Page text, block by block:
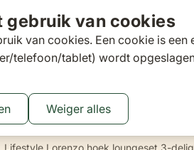
gebruik van cookies
van cookies. Een cookie is
telefoon/tablet) wordt
Weiger alles
Zoeken
submenu for Tuinsets
Toggle submenu for
Toggle
16 XXL Experience Stores
Lifestyle Lorenzo hoek loungeset 3-delig